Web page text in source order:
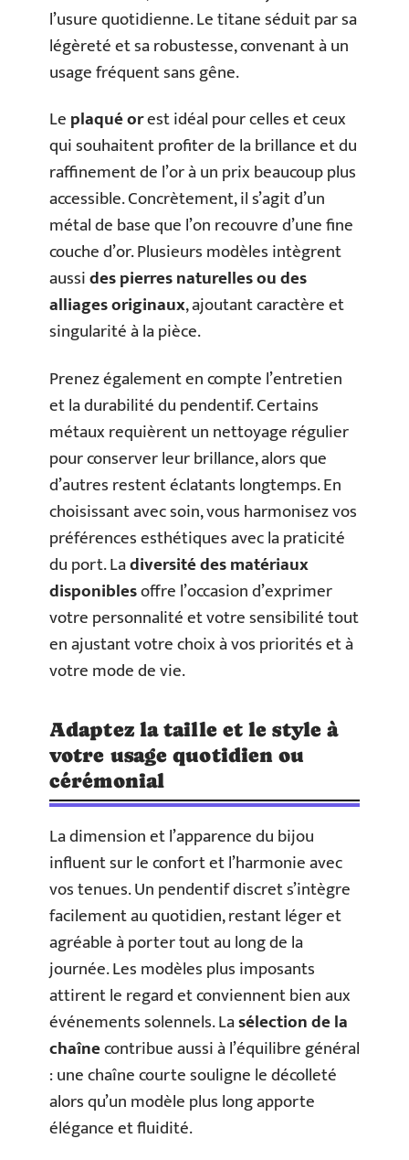
l’usure quotidienne. Le titane séduit par sa
légèreté et sa robustesse, convenant à un
usage fréquent sans gêne.
Leplaqué orest idéal pour celles et ceux
qui souhaitent profiter de la brillance et du
raffinement de l’or à un prix beaucoup plus
accessible. Concrètement, il s’agit d’un
métal de base que l’on recouvre d’une fine
couche d’or. Plusieurs modèles intègrent
aussides pierres naturelles ou des
alliages originaux, ajoutant caractère et
singularité à la pièce.
Prenez également en compte l’entretien
et la durabilité du pendentif. Certains
métaux requièrent un nettoyage régulier
pour conserver leur brillance, alors que
d’autres restent éclatants longtemps. En
choisissant avec soin, vous harmonisez vos
préférences esthétiques avec la praticité
du port. Ladiversité des matériaux
disponiblesoffre l’occasion d’exprimer
votre personnalité et votre sensibilité tout
en ajustant votre choix à vos priorités et à
votre mode de vie.
Adaptez la taille et le style à
votre usage quotidien ou
cérémonial
La dimension et l’apparence du bijou
influent sur le confort et l’harmonie avec
vos tenues. Un pendentif discret s’intègre
facilement au quotidien, restant léger et
agréable à porter tout au long de la
journée. Les modèles plus imposants
attirent le regard et conviennent bien aux
événements solennels. Lasélection de la
chaînecontribue aussi à l’équilibre général
: une chaîne courte souligne le décolleté
alors qu’un modèle plus long apporte
élégance et fluidité.